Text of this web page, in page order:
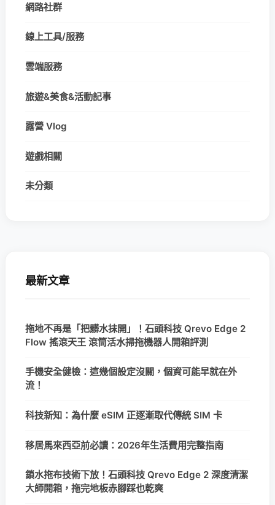
網路社群
線上工具/服務
雲端服務
旅遊&美食&活動記事
露營 Vlog
遊戲相關
未分類
最新文章
拖地不再是「把髒水抹開」！石頭科技 Qrevo Edge 2
Flow 搖滾天王 滾筒活水掃拖機器人開箱評測
手機安全健檢：這幾個設定沒關，個資可能早就在外
流！
科技新知：為什麼 eSIM 正逐漸取代傳統 SIM 卡
移居馬來西亞前必讀：2026年生活費用完整指南
鎖水拖布技術下放！石頭科技 Qrevo Edge 2 深度清潔
大師開箱，拖完地板赤腳踩也乾爽